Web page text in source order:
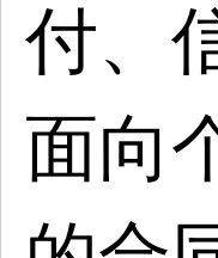
付、
面向